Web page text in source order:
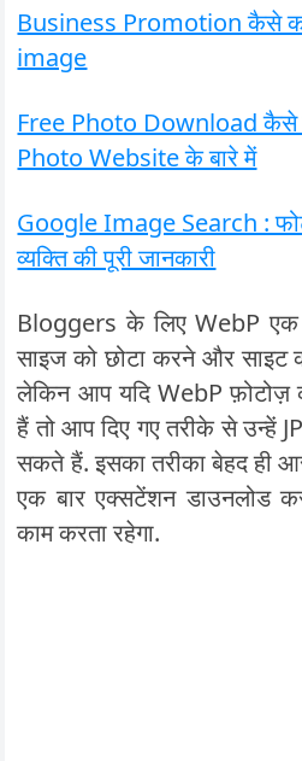
Business Promotion कैसे
image
Free Photo Download कैसे
Photo Website के बारे में
Google Image Search :
व्यक्ति की पूरी जानकारी
Bloggers के लिए WebP एक
साइज को छोटा करने और साइट
लेकिन आप यदि WebP फ़ोटोज़
हैं तो आप दिए गए तरीके से उन्हें
सकते हैं. इसका तरीका बेहद ही
एक बार एक्सटेंशन डाउनलोड
काम करता रहेगा.